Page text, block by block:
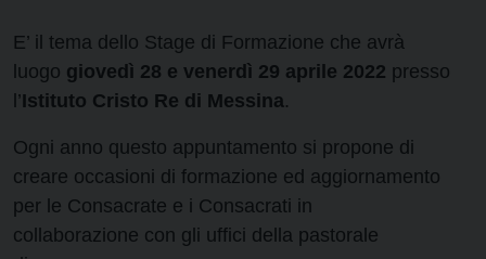
E’ il tema dello Stage di Formazione che avrà
luogo giovedì 28 e venerdì 29 aprile 2022 presso
l’Istituto Cristo Re di Messina.
Ogni anno questo appuntamento si propone di
creare occasioni di formazione ed aggiornamento
per le Consacrate e i Consacrati in
collaborazione con gli uffici della pastorale